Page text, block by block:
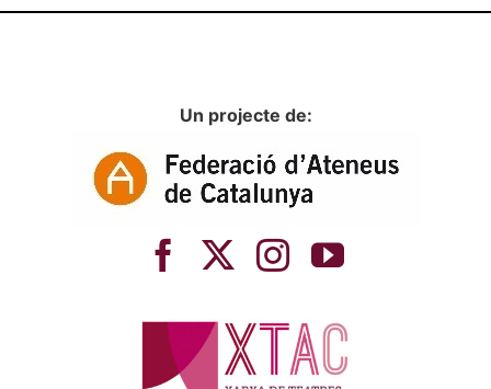
Un projecte de: